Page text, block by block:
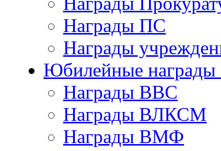
Награды ПС
Награды
Юбилейные награды
Награды ВВС
Награды ВЛКСМ
Награды ВМФ